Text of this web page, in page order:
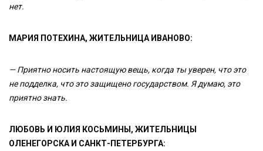
нет.
МАРИЯ ПОТЕХИНА, ЖИТЕЛЬНИЦА ИВАНОВО:
— Приятно носить настоящую вещь, когда ты уверен, что это
не подделка, что это защищено государством. Я думаю, это
приятно знать.
ЛЮБОВЬ И ЮЛИЯ КОСЬМИНЫ, ЖИТЕЛЬНИЦЫ
ОЛЕНЕГОРСКА И САНКТ-ПЕТЕРБУРГА: